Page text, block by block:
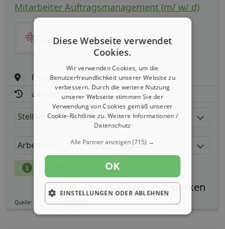
Mitarbeiter Auftragsmanagement (m/ w/ d)
Amadeus Fire AG
Freising, Oberbayern
aktualisiert seit: 09.08.2026
Stellenbeschreibung:
Arbeitszeit Gehalt
Quelle: germanpersonnel.de
Diese Webseite verwendet
Cookies.
Wir verwenden Cookies, um die
Benutzerfreundlichkeit unserer Website zu
verbessern. Durch die weitere Nutzung
unserer Webseite stimmen Sie der
Verwendung von Cookies gemäß unserer
Cookie-Richtlinie zu.Weitere Informationen /
Datenschutz
Alle Partner anzeigen(715) →
OK
EINSTELLUNGEN ODER ABLEHNEN